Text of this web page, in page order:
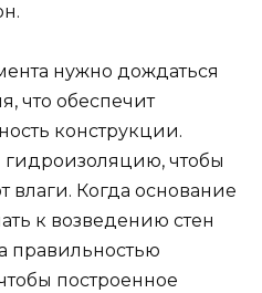
нужно дождаться
что обеспечит
конструкции.
гидроизоляцию, чтобы
влаги. Когда основание
к возведению стен
правильностью
построенное